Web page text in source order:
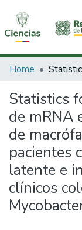
Communities &
All of DSpace
Home
Statistics
de mRNA
de
pacientes
latente e
clínicos